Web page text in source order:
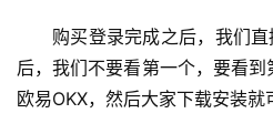
购买登录完成之后，我们直
后，我们不要看第一个，要看
欧易OKX，然后大家下载安装就